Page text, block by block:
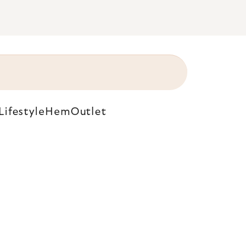
Lifestyle HemOutlet